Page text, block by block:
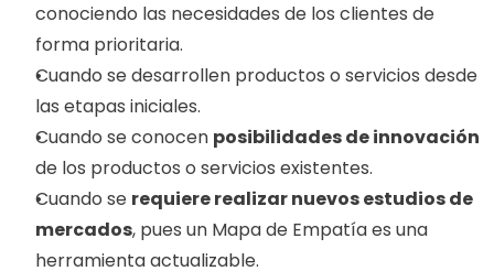
conociendo las necesidades de los clientes de
forma prioritaria.
Cuando se desarrollen productos o servicios desde
las etapas iniciales.
Cuando se conocen posibilidades de innovación
de los productos o servicios existentes.
Cuando se requiere realizar nuevos estudios de
mercados, pues un Mapa de Empatía es una
herramienta actualizable.